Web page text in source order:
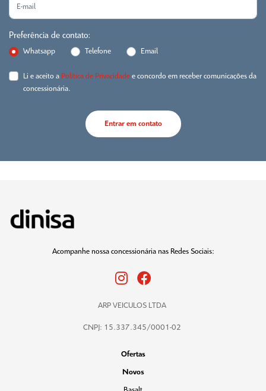
Preferência de contato:
Whatsapp Telefone Email
Li e aceito a Política de Privacidade e concordo em receber comunicações da
concessionária.
Entrar em contato
Acompanhe nossa concessionária nas Redes Sociais:
ARP VEICULOS LTDA
CNPJ: 15.337.345/0001-02
Ofertas
Novos